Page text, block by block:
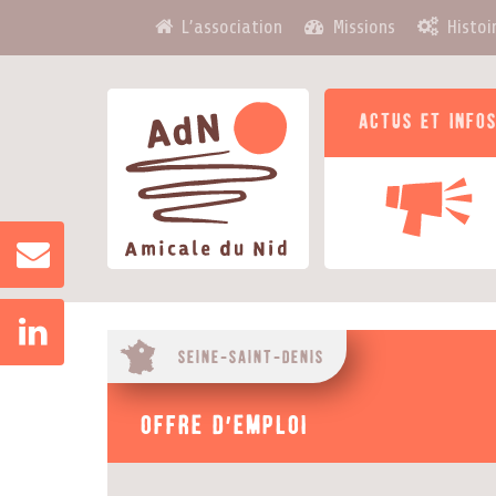
Actus et infos
L’association Missions
Offre d'emploi
Seine-Saint-Denis